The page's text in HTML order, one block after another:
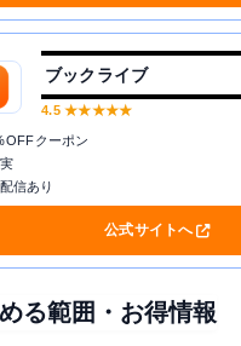
ブックライブ
4.5★★★★★
クーポン
信あり
公式サイトへ
る範囲・お得情報